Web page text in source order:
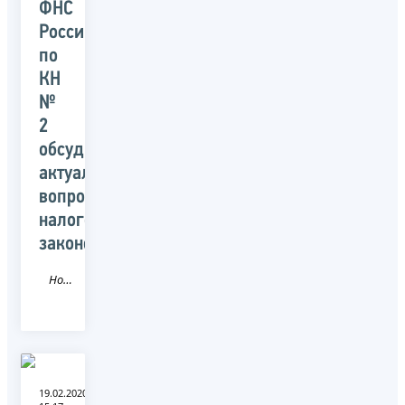
ФНС
России
по
КН
№
2
обсудили
актуальные
вопросы
налогового
законодательства
Новость
19.02.2020